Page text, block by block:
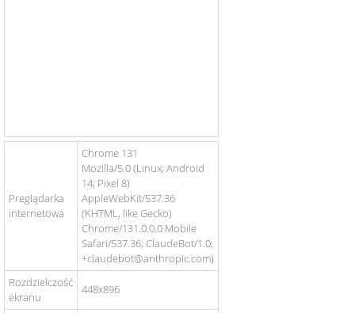
Preglądarka
internetowa
Chrome 131
Mozilla/5.0 (Linux; Android
14; Pixel 8)
AppleWebKit/537.36
(KHTML, like Gecko)
Chrome/131.0.0.0 Mobile
Safari/537.36; ClaudeBot/1.0;
+claudebot@anthropic.com)
Rozdzielczość
ekranu
448x896